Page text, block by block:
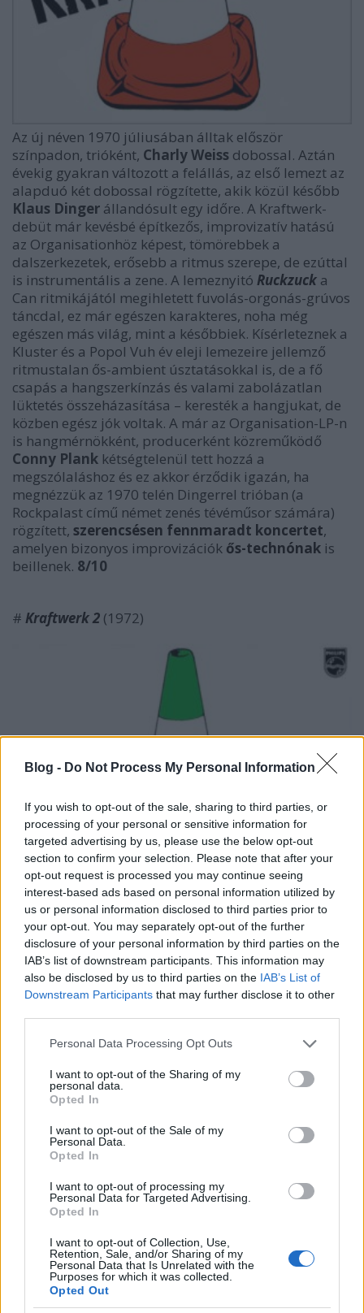
Blog - Do Not Process My Personal Information
If you wish to opt-out of the sale, sharing to third parties, or
processing of your personal or sensitive information for
targeted advertising by us, please use the below opt-out
section to confirm your selection. Please note that after your
opt-out request is processed you may continue seeing
interest-based ads based on personal information utilized by
us or personal information disclosed to third parties prior to
your opt-out. You may separately opt-out of the further
disclosure of your personal information by third parties on the
IAB’s list of downstream participants. This information may
also be disclosed by us to third parties on the IAB’s List of
Downstream Participants that may further disclose it to other
Please note that this website/app uses one or more Google
not limited to your visit or usage behaviour. You may click to
grant or deny consent to Google and its third-party tags to
use your data for below specified purposes in below Google
consent section.
Personal Data Processing Opt Outs
I want to opt-out of the Sharing of my
personal data.
Opted In
I want to opt-out of the Sale of my
Personal Data.
Opted In
I want to opt-out of processing my
Personal Data for Targeted Advertising.
Opted In
I want to opt-out of Collection, Use,
Retention, Sale, and/or Sharing of my
Personal Data that Is Unrelated with the
Purposes for which it was collected.
Opted Out
Az új néven 1970 júliusában álltak először
színpadon, trióként, Charly Weiss dobossal. Aztán
évekig gyakran változott a felállás, az első lemezt az
alapduó két dobossal rögzítette, akik közül később
Klaus Dinger állandósult egy időre. A Kraftwerk-
debüt már kevésbé építkezős, improvizatív hatású
az Organisationhöz képest, tömörebbek a
dalszerkezetek, erősebb a ritmus szerepe, de ezúttal
is instrumentális a zene. A lemeznyitó Ruckzuck a
Can ritmikájától megihletett fuvolás-orgonás-grúvos
táncdal, ez már egészen karakteres, noha még
egészen más világ, mint a későbbiek. Kísérleteznek a
Kluster és a Popol Vuh év eleji lemezeire jellemző
ritmustalan ős-ambient úsztatásokkal is, de a fő
csapás a hangszerkínzás és valami zabolázatlan
lüktetés összeházasítása – keresték a hangjukat, de
közben egész jók voltak. A már az Organisation-LP-n
is hangmérnökként, producerként közreműködő
Conny Plank kétségtelenül tett hozzá a
megszólaláshoz és ez akkor érződik igazán, ha
megnézzük az 1970 telén Dingerrel trióban (a
Rockpalast című német zenés tévéműsor számára)
rögzített, szerencsésen fennmaradt koncertet,
amelyen bizonyos improvizációk ős-technónak is
beillenek. 8/10
# Kraftwerk 2 (1972)
Hütter ezen a ponton otthagyta Schneidert, hogy
szülei nyomásásra építészeti tanulmányait
gitárossal,Michael Rotherrel kísérletezett. A
Kraftwerk ekkor teljesen jelentéktelen zenekar (bár
szerencséreezt a felállást is megörökítette egy
tévéműsor , a Beat Club). A trió lemezfelvételi
fulladt, a két új tag frusztrációjában kilépett és
megalapította a Neu!-t, amivel új színt vittek a
alaptag ősszel rögzítette az 1972 januárjában
megjelenő második Kraftwerk-lemezt. Schneider a
elektronikát is kezel, Hütter pedig a billentyűsökön
szállított letisztultabb dallamok mellett elektromos
dobon helyettesíti az élő ritmust. Az A-oldalt jórészt
kitevőKlingklang